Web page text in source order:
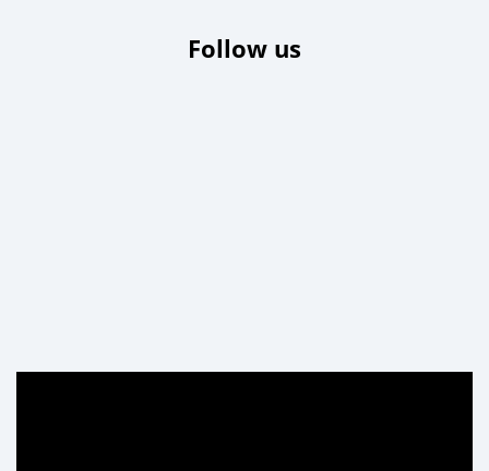
Follow us